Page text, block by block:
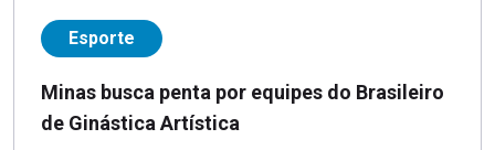
Esporte
Minas busca penta por equipes do Brasileiro
de Ginástica Artística